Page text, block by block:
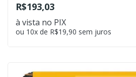
R$193,03
à vista no PIX
ou 10x de R$19,90 sem juros